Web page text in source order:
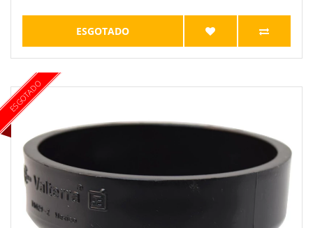
ESGOTADO
ESGOTADO